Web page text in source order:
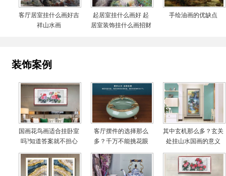
客厅居室挂什么画好吉
祥山水画
起居室挂什么画好 起
居室装饰挂什么画招财
手绘油画的优缺点
装饰案例
国画花鸟画适合挂卧室
吗?知道答案就不担心
客厅摆件的选择那么
多？千万不能挑花眼
其中玄机那么多？玄关
处挂山水国画的意义